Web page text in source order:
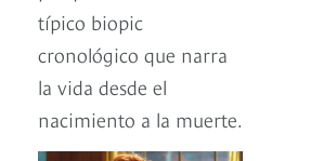
típico biopic
cronológico que narra
la vida desde el
nacimiento a la muerte.